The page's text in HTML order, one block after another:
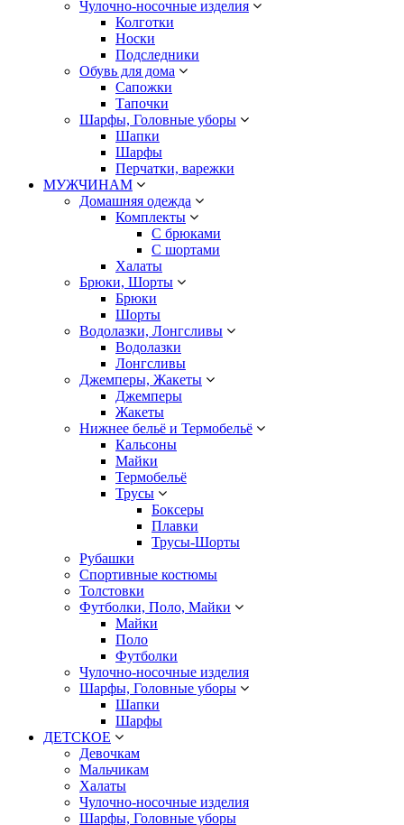
Чулочно-носочные изделия
Колготки
Носки
Подследники
Обувь для дома
Сапожки
Тапочки
Шарфы, Головные уборы
Шапки
Шарфы
Перчатки, варежки
МУЖЧИНАМ
Домашняя одежда
Комплекты
С брюками
С шортами
Халаты
Брюки, Шорты
Брюки
Шорты
Водолазки, Лонгсливы
Водолазки
Лонгсливы
Джемперы, Жакеты
Джемперы
Жакеты
Нижнее бельё и Термобельё
Кальсоны
Майки
Термобельё
Трусы
Боксеры
Плавки
Трусы-Шорты
Рубашки
Спортивные костюмы
Толстовки
Футболки, Поло, Майки
Майки
Поло
Футболки
Чулочно-носочные изделия
Шарфы, Головные уборы
Шапки
Шарфы
ДЕТСКОЕ
Девочкам
Мальчикам
Халаты
Чулочно-носочные изделия
Шарфы, Головные уборы